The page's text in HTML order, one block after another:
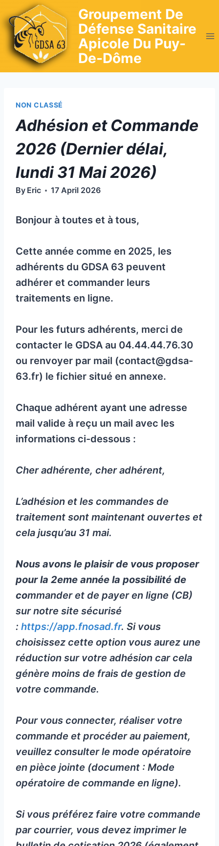
to
content
Groupement De
Défense Sanitaire
Apicole Du Puy-
De-Dôme
NON CLASSÉ
Adhésion et Commande
2026 (Dernier délai,
lundi 31 Mai 2026)
By Eric 17 April 2026
Bonjour à toutes et à tous,
Cette année comme en 2025, les
adhérents du GDSA 63 peuvent
adhérer et commander leurs
traitements en ligne.
Pour les futurs adhérents, merci de
contacter le GDSA au 04.44.44.76.30
ou renvoyer par mail (contact@gdsa-
63.fr) le fichier situé en annexe.
Chaque adhérent ayant une adresse
mail valide à reçu un mail avec les
informations ci-dessous :
Cher adhérente, cher adhérent,
L’adhésion et les commandes de
traitement sont maintenant ouvertes et
cela jusqu’au 31 mai.
Nous avons le plaisir de vous proposer
pour la 2eme année la possibilité de
commander et de payer en ligne (CB)
sur notre site sécurisé
: https://app.fnosad.fr. Si vous
choisissez cette option vous aurez une
réduction sur votre adhésion car cela
génère moins de frais de gestion de
votre commande.
Pour vous connecter, réaliser votre
commande et procéder au paiement,
veuillez consulter le mode opératoire
en pièce jointe (document : Mode
opératoire de commande en ligne).
Si vous préférez faire votre commande
par courrier, vous devez imprimer le